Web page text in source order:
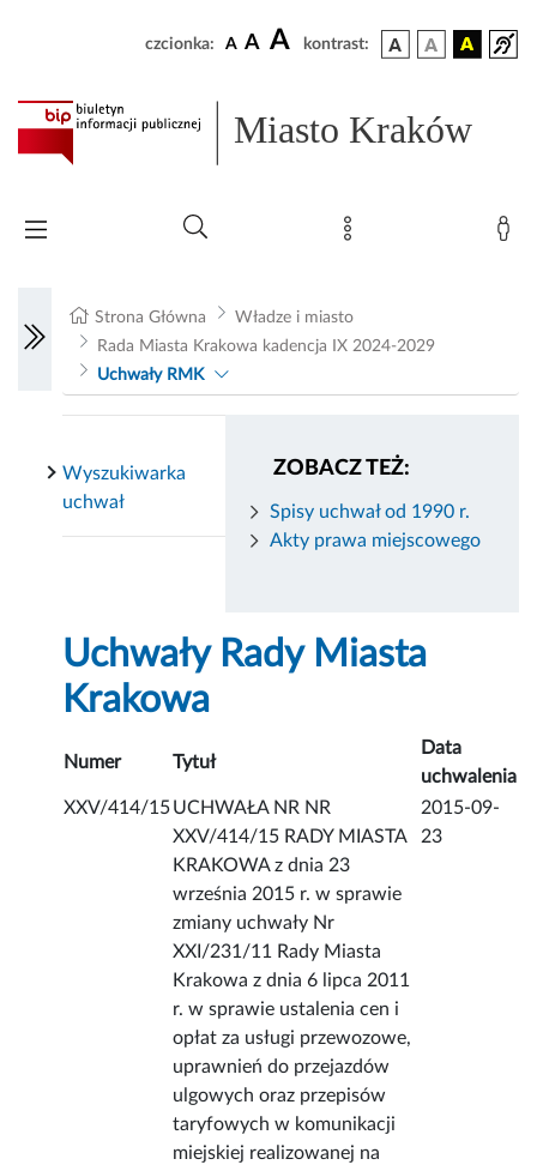
czcionka: A A A kontrast:
Miasto Kraków
Strona Główna
Władze i miasto
Rada Miasta Krakowa kadencja IX 2024-2029
Uchwały RMK
ZOBACZ TEŻ:
Spisy uchwał od 1990 r.
Akty prawa miejscowego
Wyszukiwarka
uchwał
Uchwały Rady Miasta
Krakowa
Numer Tytuł
Data
uchwalenia
XXV/414/15UCHWAŁA NR NR
XXV/414/15 RADY MIASTA
KRAKOWA z dnia 23
września 2015 r. w sprawie
zmiany uchwały Nr
XXI/231/11 Rady Miasta
Krakowa z dnia 6 lipca 2011
r. w sprawie ustalenia cen i
opłat za usługi przewozowe,
uprawnień do przejazdów
ulgowych oraz przepisów
taryfowych w komunikacji
miejskiej realizowanej na
2015-09-
23